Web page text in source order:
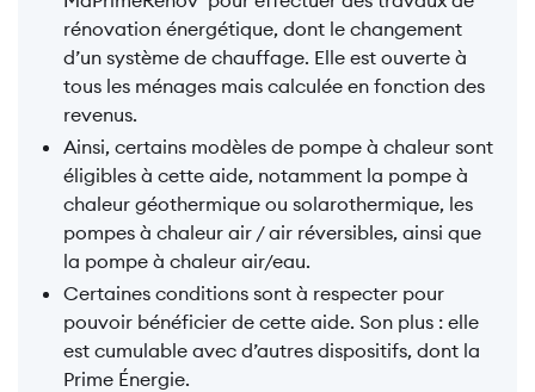
rénovation énergétique, dont le changement
d’un système de chauffage. Elle est ouverte à
tous les ménages mais calculée en fonction des
revenus.
Ainsi, certains modèles de pompe à chaleur sont
éligibles à cette aide, notamment la pompe à
chaleur géothermique ou solarothermique, les
pompes à chaleur air / air réversibles, ainsi que
la pompe à chaleur air/eau.
Certaines conditions sont à respecter pour
pouvoir bénéficier de cette aide. Son plus : elle
est cumulable avec d’autres dispositifs, dont la
Prime Énergie.